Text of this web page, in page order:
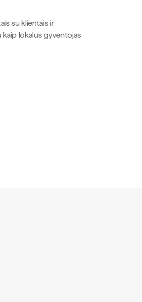
su klientais ir
lokalus gyventojas